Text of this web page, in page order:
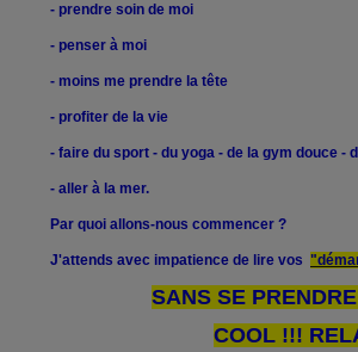
- prendre soin de moi
- penser à moi
- moins me prendre la tête
- profiter de la vie
- faire du sport - du yoga - de la gym douce -
- aller à la mer.
Par quoi allons-nous commencer ?
J'attends avec impatience de lire vos
SANS SE
COOL !!!